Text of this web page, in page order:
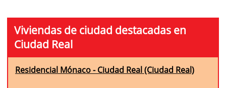
Viviendas de ciudad destacadas en
Ciudad Real
Residencial Mónaco - Ciudad Real (Ciudad Real)